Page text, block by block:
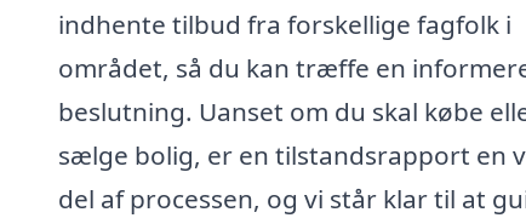
indhente tilbud fra forskellige fagfolk i
området, så du kan træffe en
beslutning. Uanset om du skal købe
sælge bolig, er en tilstandsrapport en
del af processen, og vi står klar til at